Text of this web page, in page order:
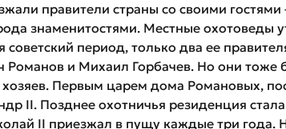
правители страны со своими
знаменитостями. Местные охотоведы
период, только два ее
Романов и Михаил Горбачев. Но они тоже
хозяев. Первым царем дома Романовых,
II. Позднее охотничья резиденция
II приезжал в пущу каждые три года.